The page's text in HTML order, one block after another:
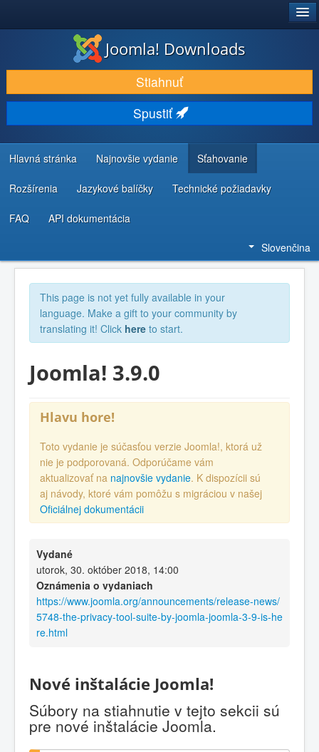
STIAHNUŤ & ROZŠÍRIŤ
OBJAVUJTE & UČTE SA
KOMUNITA & PODPORA
ZDROJE INFORMÁCIÍ PRE VÝVOJÁROV
Joomla! Downloads
Stiahnuť
Spustiť
Hlavná stránka Najnovšie vydanie Sťahovanie
Rozšírenia Jazykové balíčky Technické požiadavky
FAQ API dokumentácia
Slovenčina
This page is not yet fully available in your
language. Make a gift to your community by
translating it! Click here to start.
Joomla! 3.9.0
Hlavu hore!
Toto vydanie je súčasťou verzie Joomla!, ktorá už
nie je podporovaná. Odporúčame vám
aktualizovať na najnovšie vydanie. K dispozícii sú
aj návody, ktoré vám pomôžu s migráciou v našej
Oficiálnej dokumentácii
Vydané
utorok, 30. október 2018, 14:00
Oznámenia o vydaniach
https://www.joomla.org/announcements/release-news/
5748-the-privacy-tool-suite-by-joomla-joomla-3-9-is-he
re.html
Nové inštalácie Joomla!
Súbory na stiahnutie v tejto sekcii sú
pre nové inštalácie Joomla.